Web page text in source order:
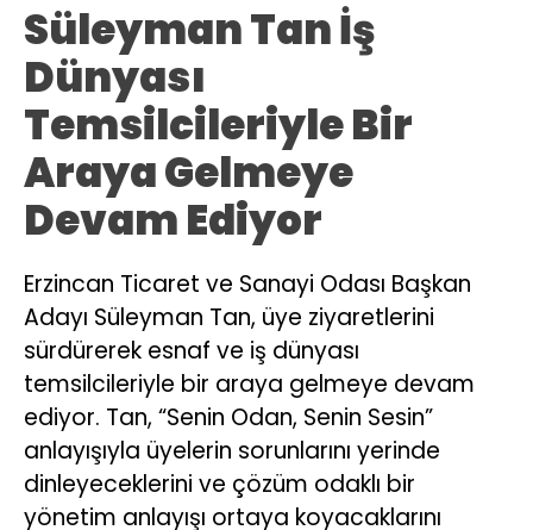
Süleyman Tan İş
Dünyası
Temsilcileriyle Bir
Araya Gelmeye
Devam Ediyor
Erzincan Ticaret ve Sanayi Odası Başkan
Adayı Süleyman Tan, üye ziyaretlerini
sürdürerek esnaf ve iş dünyası
temsilcileriyle bir araya gelmeye devam
ediyor. Tan, “Senin Odan, Senin Sesin”
anlayışıyla üyelerin sorunlarını yerinde
dinleyeceklerini ve çözüm odaklı bir
yönetim anlayışı ortaya koyacaklarını